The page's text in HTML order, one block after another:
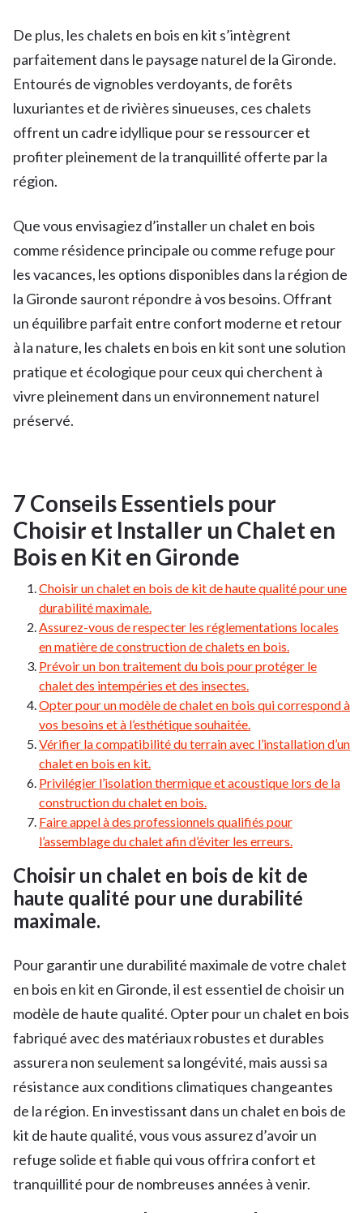
De plus, les chalets en bois en kit s’intègrent
parfaitement dans le paysage naturel de la Gironde.
Entourés de vignobles verdoyants, de forêts
luxuriantes et de rivières sinueuses, ces chalets
offrent un cadre idyllique pour se ressourcer et
profiter pleinement de la tranquillité offerte par la
région.
Que vous envisagiez d’installer un chalet en bois
comme résidence principale ou comme refuge pour
les vacances, les options disponibles dans la région de
la Gironde sauront répondre à vos besoins. Offrant
un équilibre parfait entre confort moderne et retour
à la nature, les chalets en bois en kit sont une solution
pratique et écologique pour ceux qui cherchent à
vivre pleinement dans un environnement naturel
préservé.
7 Conseils Essentiels pour
Choisir et Installer un Chalet en
Bois en Kit en Gironde
Choisir un chalet en bois de kit de haute qualité pour une
durabilité maximale.
Assurez-vous de respecter les réglementations locales
en matière de construction de chalets en bois.
Prévoir un bon traitement du bois pour protéger le
chalet des intempéries et des insectes.
Opter pour un modèle de chalet en bois qui correspond à
vos besoins et à l’esthétique souhaitée.
Vérifier la compatibilité du terrain avec l’installation d’un
chalet en bois en kit.
Privilégier l’isolation thermique et acoustique lors de la
construction du chalet en bois.
Faire appel à des professionnels qualifiés pour
l’assemblage du chalet afin d’éviter les erreurs.
Choisir un chalet en bois de kit de
haute qualité pour une durabilité
maximale.
Pour garantir une durabilité maximale de votre chalet
en bois en kit en Gironde, il est essentiel de choisir un
modèle de haute qualité. Opter pour un chalet en bois
fabriqué avec des matériaux robustes et durables
assurera non seulement sa longévité, mais aussi sa
résistance aux conditions climatiques changeantes
de la région. En investissant dans un chalet en bois de
kit de haute qualité, vous vous assurez d’avoir un
refuge solide et fiable qui vous offrira confort et
tranquillité pour de nombreuses années à venir.